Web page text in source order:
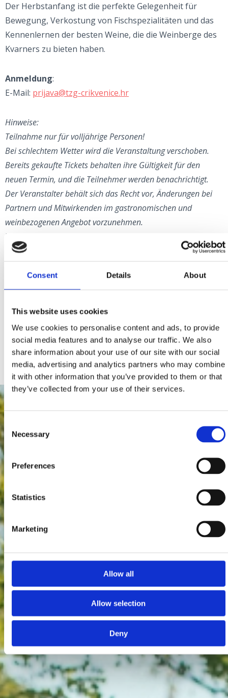
Consent Details About
This website uses cookies
We use cookies to personalise content and ads, to provide
social media features and to analyse our traffic. We also
share information about your use of our site with our social
media, advertising and analytics partners who may combine
it with other information that you’ve provided to them or that
they’ve collected from your use of their services.
Selection
Necessary
Preferences
Statistics
Marketing
Allow all
Allow selection
Deny
Der Herbstanfang ist die perfekte Gelegenheit für
Bewegung, Verkostung von Fischspezialitäten und das
Kennenlernen der besten Weine, die die Weinberge des
Kvarners zu bieten haben.
Anmeldung:
E-Mail: prijava@tzg-crikvenice.hr
Hinweise:
Teilnahme nur für volljährige Personen!
Bei schlechtem Wetter wird die Veranstaltung verschoben.
Bereits gekaufte Tickets behalten ihre Gültigkeit für den
neuen Termin, und die Teilnehmer werden benachrichtigt.
Der Veranstalter behält sich das Recht vor, Änderungen bei
Partnern und Mitwirkenden im gastronomischen und
weinbezogenen Angebot vorzunehmen.
Während der Veranstaltung werden Video- und
Tonaufnahmen sowie Fotos gemacht. Ein Teil dieses
werden. Mit dem Kauf eines Tickets erklären sich die
Teilnehmer damit einverstanden, dass das aufgezeichnete
Material zur Bewerbung der Veranstaltung verwendet werden
darf – ohne Anspruch auf Vergütung.